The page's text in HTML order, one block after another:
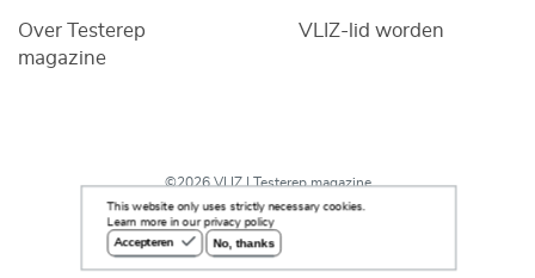
Over Testerep
magazine
VLIZ-lid worden
©2026 VLIZ | Testerep magazine
This website only uses strictly necessary cookies.
Learn more in our privacy policy
Accepteren
No, thanks